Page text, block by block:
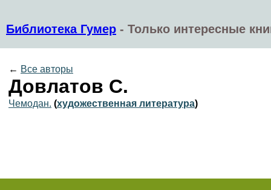
Библиотека Гумер - Только интересные
← Все авторы
Довлатов С.
Чемодан. (художественная литература)